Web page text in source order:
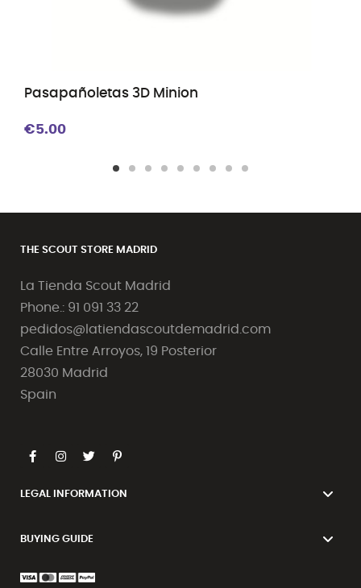
Pasapañoletas 3D Minion
€5.00
THE SCOUT STORE MADRID
La Tienda Scout Madrid
Phone.: 91 091 33 22
pedidos@latiendascoutdemadrid.com
Calle Entre Arroyos, 19 Posterior
28030 Madrid
Spain
LEGAL INFORMATION
BUYING GUIDE